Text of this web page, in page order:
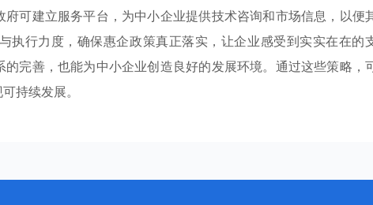
可建立服务平台，为中小企业提供技术咨询和市场信息，以便
执行力度，确保惠企政策真正落实，让企业感受到实实在在的
完善，也能为中小企业创造良好的发展环境。通过这些策略，
持续发展。